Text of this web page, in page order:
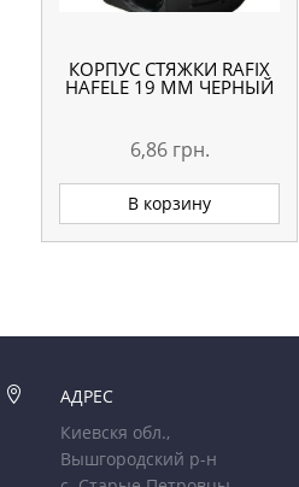
КОРПУС СТЯЖКИ RAFIX
HAFELE 19 ММ ЧЕРНЫЙ
6,86 грн.
В корзину

АДРЕС
Киевскя обл.,
Вышгородский р-н